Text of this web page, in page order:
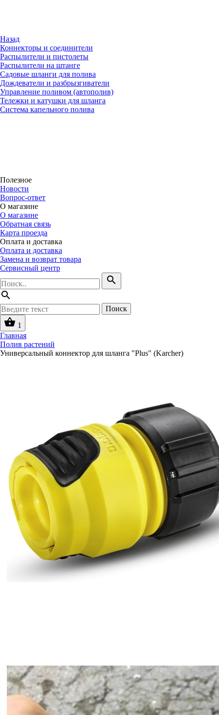
Назад
Коннекторы и соединители
Распылители и пистолеты
Распылители на штанге
Садовые шланги для полива
Дождеватели и разбрызгиватели
Управление поливом (автополив)
Тележки и катушки для шланга
Система капельного полива
Полезное
Новости
Вопрос-ответ
О магазине
О магазине
Обратная связь
Карта проезда
Оплата и доставка
Оплата и доставка
Замена и возврат товара
Сервисный центр
search
search
Поиск
shopping_basket 1
Главная
Полив растений
Универсальный коннектор для шланга "Plus" (Karcher)